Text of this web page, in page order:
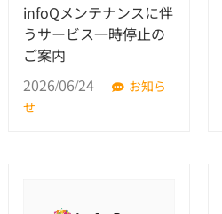
infoQメンテナンスに伴
うサービス一時停止の
ご案内
2026/06/24
お知ら
せ